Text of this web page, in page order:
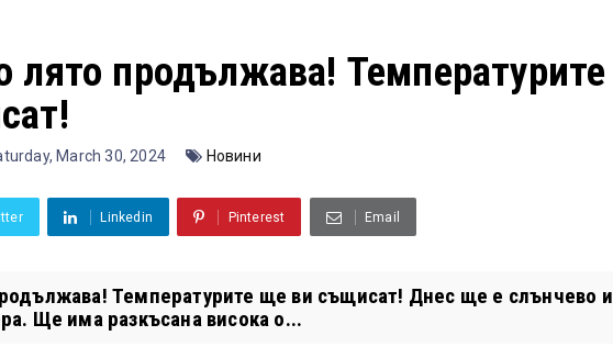
лято продължава! Температурите
March 30, 2024 Новини
Linkedin Pinterest Email
Температурите ще ви същисат! Днес ще е слънчево и
Ще има разкъсана висока о...